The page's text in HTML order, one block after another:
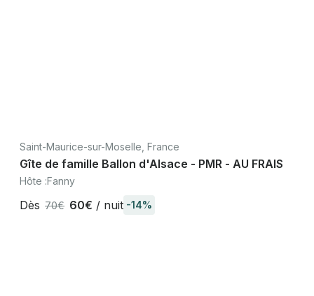
Saint-Maurice-sur-Moselle, France
Gîte de famille Ballon d'Alsace - PMR - AU FRAIS
Hôte :Fanny
Dès 70€ 60€ / nuit -14%